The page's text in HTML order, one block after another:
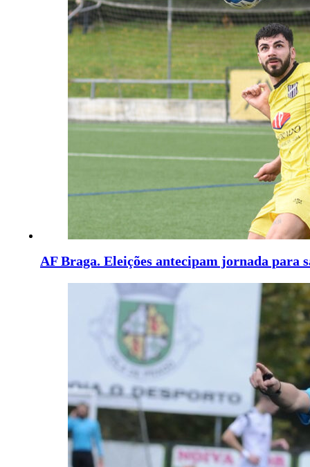
AF Braga. Eleições antecipam jornada para